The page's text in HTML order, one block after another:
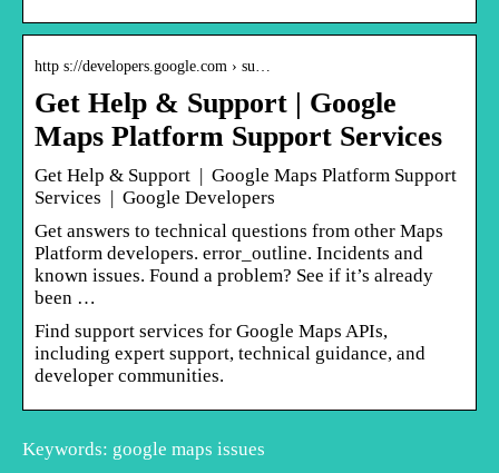
http s://developers.google.com › su…
Get Help & Support | Google
Maps Platform Support Services
Get Help & Support | Google Maps Platform Support
Services | Google Developers
Get answers to technical questions from other Maps
Platform developers. error_outline. Incidents and
known issues. Found a problem? See if it’s already
been …
Find support services for Google Maps APIs,
including expert support, technical guidance, and
developer communities.
Keywords: google maps issues